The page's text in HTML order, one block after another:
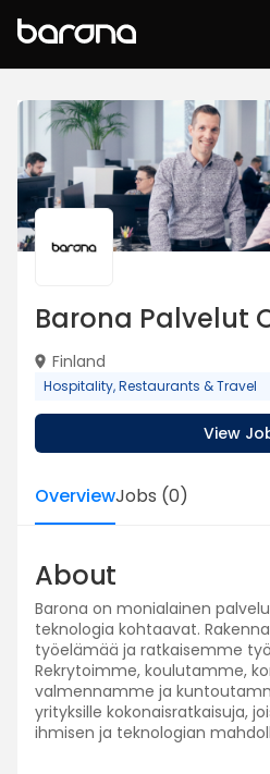
Barona Palvelut
Finland
Hospitality, Restaurants & Travel
View
OverviewJobs (0)
About
Barona on monialainen
teknologia kohtaavat.
työelämää ja ratkaisemme
Rekrytoimme, koulutamme,
valmennamme ja
yrityksille kokonaisratkaisuja,
ihmisen ja teknologian